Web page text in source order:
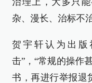
杂、漫长、治标不治
贺宇轩认为出版
击”，“常规的操作
书，再进行举报退